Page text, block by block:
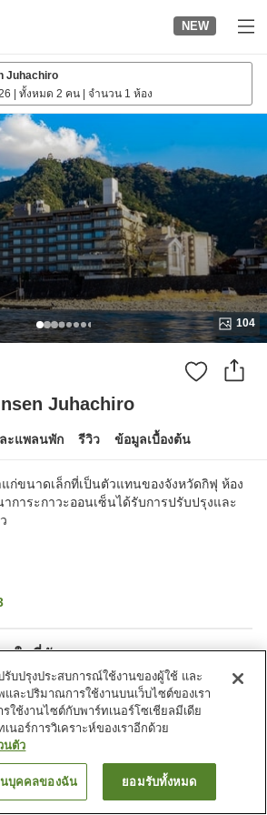
NEW
Juhachiro
ทั้งหมด 2 คน จำนวน 1 ห้อง
104
Juhachiro
ะแพลนพัก รีวิว ข้อมูลเบื้องต้น
ก่ขนาดเล็กที่เป็นตัวแทนของจังหวัดกิฟุ ห้อง
การะกาวะออนเซ็นได้รับการปรับปรุงและ
กในที่พัก
ห้องอาหารส่วนตัว
มุมอาหารว่างมื้อดึก
นครกิฟุ
ค้นหาห้องพัก
รับปรุงประสบการณ์ใช้งานของผู้ใช้ และ
ละปริมาณการใช้งานบนเว็บไซต์ของเรา
ใช้งานไซต์กับพาร์ทเนอร์โซเชียลมีเดีย
นอร์การวิเคราะห์ของเราอีกด้วย
นตัว
บุคคลของฉัน ยอมรับทั้งหมด